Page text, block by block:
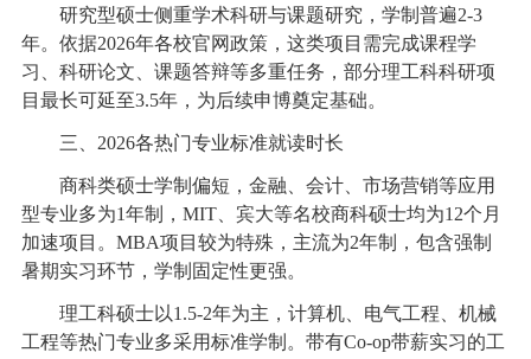
研究型硕士侧重学术科研与课题研究，学制普遍2-3
年。依据2026年各校官网政策，这类项目需完成课程学
习、科研论文、课题答辩等多重任务，部分理工科科研项
目最长可延至3.5年，为后续申博奠定基础。
三、2026各热门专业标准就读时长
商科类硕士学制偏短，金融、会计、市场营销等应用
型专业多为1年制，MIT、宾大等名校商科硕士均为12个月
加速项目。MBA项目较为特殊，主流为2年制，包含强制
暑期实习环节，学制固定性更强。
理工科硕士以1.5-2年为主，计算机、电气工程、机械
工程等热门专业多采用标准学制。带有Co-op带薪实习的工